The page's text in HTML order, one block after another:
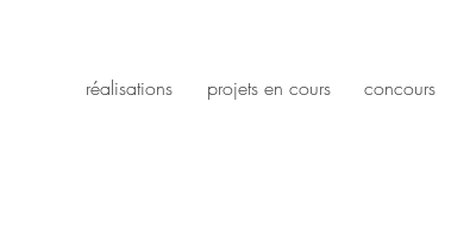
réalisations projets en cours concours